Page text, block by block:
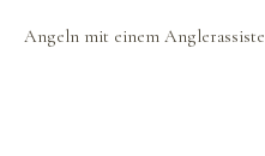
Angeln mit einem